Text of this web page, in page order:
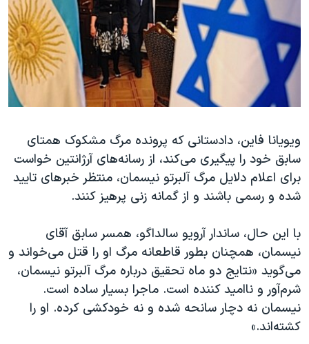
فرهنگ و زندگی
حقوق شهروندی
اقتصادی
علم و فناوری
گالری عکس
آرشیو پخش زنده
مستندها
انتخابات ریاست جمهوری آمریکا ۲۰۲۴
حمله جمهوری اسلامی به اسرائیل
رمز مهسا
اعتراضات زن، زندگی، آزادی
مجموعه مستندهای دادخواهی
تریبونال مردمی آبان ۹۸
چهل سال گروگان‌گیری
قانون شفافیت دارائی کادر رهبری ایران
اعتراضات مردمی آبان ۹۸
اسرائیل در جنگ
دنبال کنید
زبانهای مختلف
ویویانا فاین، دادستانی که پرونده مرگ مشکوک همتای
سابق خود را پیگیری می‌کند، از رسانه‌های آرژانتین خواست
برای اعلام دلایل مرگ آلبرتو نیسمان، منتظر خبرهای تایید
شده و رسمی باشند و از گمانه زنی پرهیز کنند.
با این حال، ساندار آرويو سالداگو، همسر سابق آقای
نيسمان، همچنان بطور قاطعانه مرگ او را قتل می‌خواند و
می‌گوید «نتایج دو ماه تحقیق درباره مرگ آلبرتو نیسمان،
شرم‌آور و ناامید کننده است. ماجرا بسیار ساده است.
نيسمان نه دچار سانحه شده و نه خودکشی کرده. او را
کشته‌اند.»